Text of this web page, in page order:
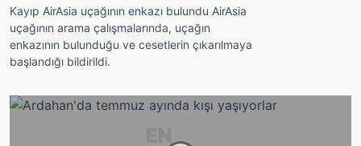
Kayıp AirAsia uçağının enkazı bulundu AirAsia
uçağının arama çalışmalarında, uçağın
enkazının bulunduğu ve cesetlerin çıkarılmaya
başlandığı bildirildi.